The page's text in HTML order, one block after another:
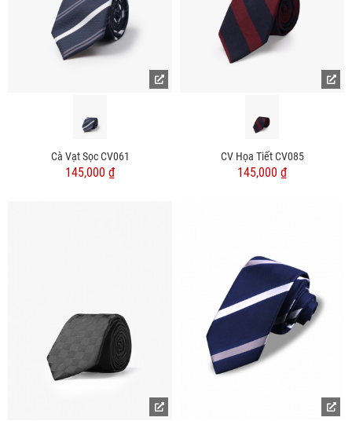
Cà Vạt Sọc CV061
145,000 ₫
CV Họa Tiết CV085
145,000 ₫